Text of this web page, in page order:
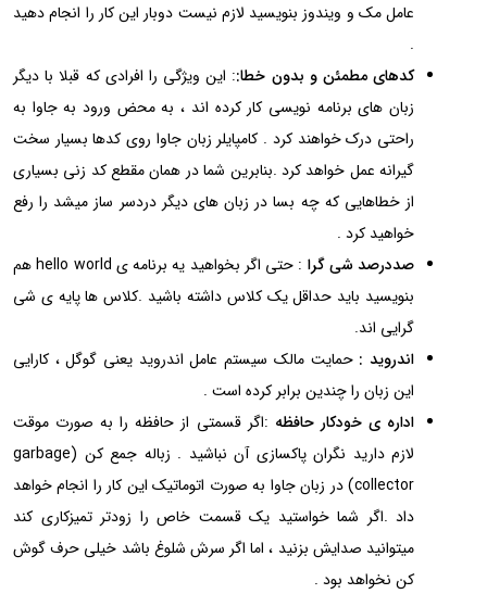
عامل مک و ویندوز بنویسید لازم نیست دوبار این کار را انجام دهید
کدهای مطمئن و بدون خطا:: این ویژگی را افرادی که قبلا با دیگر
زبان های برنامه نویسی کار کرده اند ، به محض ورود به جاوا به
راحتی درک خواهند کرد . کامپایلر زبان جاوا روی کدها بسیار سخت
گیرانه عمل خواهد کرد .بنابرین شما در همان مقطع کد زنی بسیاری
از خطاهایی که چه بسا در زبان های دیگر دردسر ساز میشد را رفع
خواهید کرد .
صددرصد شی گرا
: حتی اگر بخواهید یه برنامه ی hello world هم
بنویسید باید حداقل یک کلاس داشته باشید .کلاس ها پایه ی شی
گرایی اند.
اندروید:حمایت مالک سیستم عامل اندروید یعنی گوگل ، کارایی
این زبان را چندین برابر کرده است .
اداره ی خودکار حافظه:اگر قسمتی از حافظه را به صورت موقت
لازم دارید نگران پاکسازی آن نباشید . زباله جمع کن (garbage
collector) در زبان جاوا به صورت اتوماتیک این کار را انجام خواهد
داد .اگر شما خواستید یک قسمت خاص را زودتر تمیزکاری کند
میتوانید صدایش بزنید ، اما اگر سرش شلوغ باشد خیلی حرف گوش
کن نخواهد بود .